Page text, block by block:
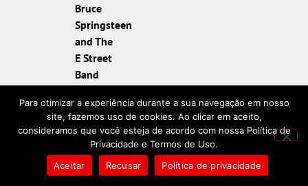
Bruce
Springsteen
and The
E Street
Band
fechar a
semana,
o Disney
Plus
lança
Para otimizar a experiência durante a sua navegação em nosso
site, fazemos uso de cookies. Ao clicar em aceito,
consideramos que você esteja de acordo com nossa Política de
Privacidade e Termos de Uso.
Aceitar
Recusar Política de privacidade